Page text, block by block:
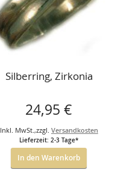
Silberring, Zirkonia
24,95 €
Inkl. MwSt.,zzgl. Versandkosten
Lieferzeit: 2-3 Tage*
In den Warenkorb